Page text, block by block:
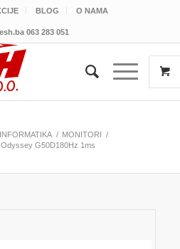
BLOG O NAMA
063 283 051
INFORMATIKA / MONITORI /
G50D180Hz 1ms